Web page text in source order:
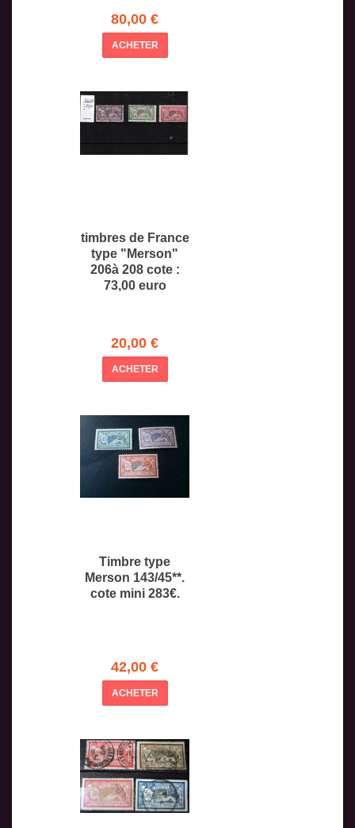
80,00 €
ACHETER
timbres de France
type "Merson"
206à 208 cote :
73,00 euro
20,00 €
ACHETER
Timbre type
Merson 143/45**.
cote mini 283€.
42,00 €
ACHETER